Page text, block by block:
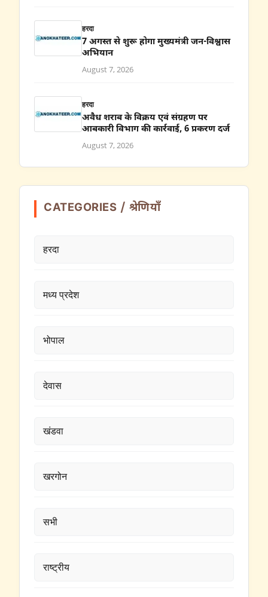
हरदा
7 अगस्त से शुरू होगा मुख्यमंत्री जन-विश्वास
अभियान
August 7, 2026
हरदा
अवैध शराब के विक्रय एवं संग्रहण पर
आबकारी विभाग की कार्रवाई, 6 प्रकरण दर्ज
August 7, 2026
CATEGORIES / श्रेणियाँ
हरदा
मध्य प्रदेश
भोपाल
देवास
खंडवा
खरगोन
सभी
राष्ट्रीय